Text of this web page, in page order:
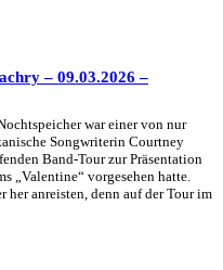
– 09.03.2026 –
war einer von nur
Songwriterin Courtney
Band-Tour zur Präsentation
„Valentine“ vorgesehen hatte.
her anreisten, denn auf der Tour im